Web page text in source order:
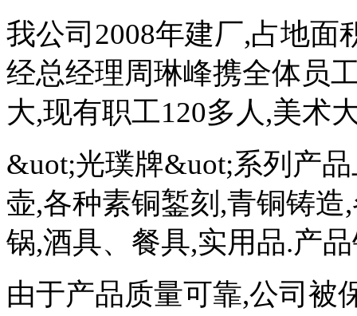
我公司2008年建厂,占地面
经总经理周琳峰携全体员
大,现有职工120多人,美术
&uot;光璞牌&uot;系列产
壶,各种素铜錾刻,青铜铸造
锅,酒具、餐具,实用品.产
由于产品质量可靠,公司被